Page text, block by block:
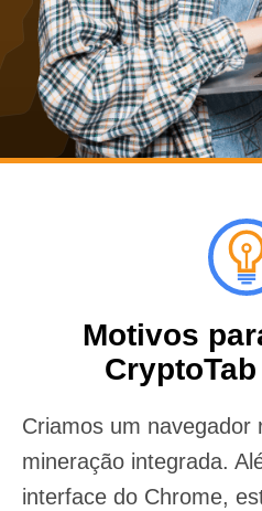
Motivos
Criamos um navegador
mineração integrada.
interface do Chrome,